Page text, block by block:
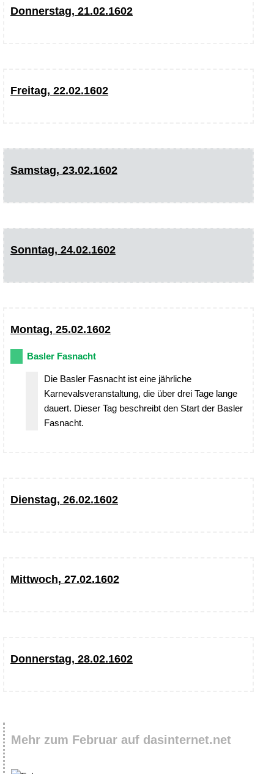
Donnerstag, 21.02.1602
Freitag, 22.02.1602
Samstag, 23.02.1602
Sonntag, 24.02.1602
Montag, 25.02.1602
Basler Fasnacht
Die Basler Fasnacht ist eine jährliche
Karnevalsveranstaltung, die über drei Tage lange
dauert. Dieser Tag beschreibt den Start der Basler
Fasnacht.
Dienstag, 26.02.1602
Mittwoch, 27.02.1602
Donnerstag, 28.02.1602
Mehr zum Februar auf dasinternet.net